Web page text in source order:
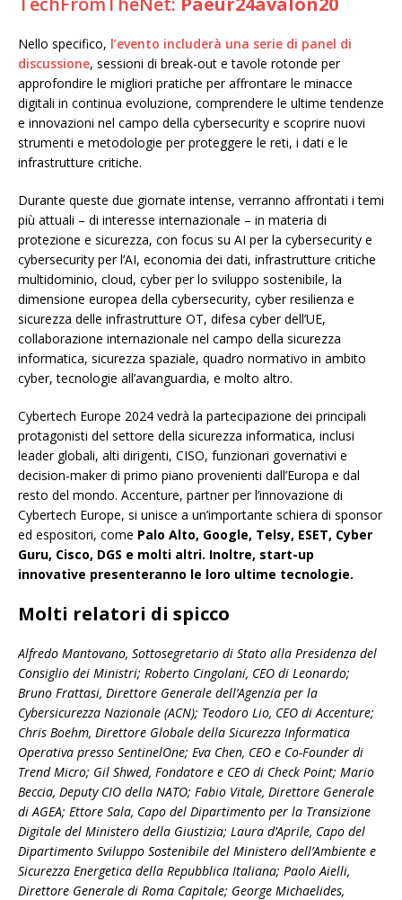
Nello specifico, l’evento includerà una serie di panel di
discussione, sessioni di break-out e tavole rotonde per
approfondire le migliori pratiche per affrontare le minacce
digitali in continua evoluzione, comprendere le ultime tendenze
e innovazioni nel campo della cybersecurity e scoprire nuovi
strumenti e metodologie per proteggere le reti, i dati e le
infrastrutture critiche.
Durante queste due giornate intense, verranno affrontati i temi
più attuali – di interesse internazionale – in materia di
protezione e sicurezza, con focus su AI per la cybersecurity e
cybersecurity per l’AI, economia dei dati, infrastrutture critiche
multidominio, cloud, cyber per lo sviluppo sostenibile, la
dimensione europea della cybersecurity, cyber resilienza e
sicurezza delle infrastrutture OT, difesa cyber dell’UE,
collaborazione internazionale nel campo della sicurezza
informatica, sicurezza spaziale, quadro normativo in ambito
cyber, tecnologie all’avanguardia, e molto altro.
Cybertech Europe 2024 vedrà la partecipazione dei principali
protagonisti del settore della sicurezza informatica, inclusi
leader globali, alti dirigenti, CISO, funzionari governativi e
decision-maker di primo piano provenienti dall’Europa e dal
resto del mondo. Accenture, partner per l’innovazione di
Cybertech Europe, si unisce a un’importante schiera di sponsor
ed espositori, come Palo Alto, Google, Telsy, ESET, Cyber
Guru, Cisco, DGS e molti altri. Inoltre, start-up
innovative presenteranno le loro ultime tecnologie.
Molti relatori di spicco
Alfredo Mantovano, Sottosegretario di Stato alla Presidenza del
Consiglio dei Ministri; Roberto Cingolani, CEO di Leonardo;
Bruno Frattasi, Direttore Generale dell’Agenzia per la
Cybersicurezza Nazionale (ACN); Teodoro Lio, CEO di Accenture;
Chris Boehm, Direttore Globale della Sicurezza Informatica
Operativa presso SentinelOne; Eva Chen, CEO e Co-Founder di
Trend Micro; Gil Shwed, Fondatore e CEO di Check Point; Mario
Beccia, Deputy CIO della NATO; Fabio Vitale, Direttore Generale
di AGEA; Ettore Sala, Capo del Dipartimento per la Transizione
Digitale del Ministero della Giustizia; Laura d’Aprile, Capo del
Dipartimento Sviluppo Sostenibile del Ministero dell’Ambiente e
Sicurezza Energetica della Repubblica Italiana; Paolo Aielli,
Direttore Generale di Roma Capitale; George Michaelides,